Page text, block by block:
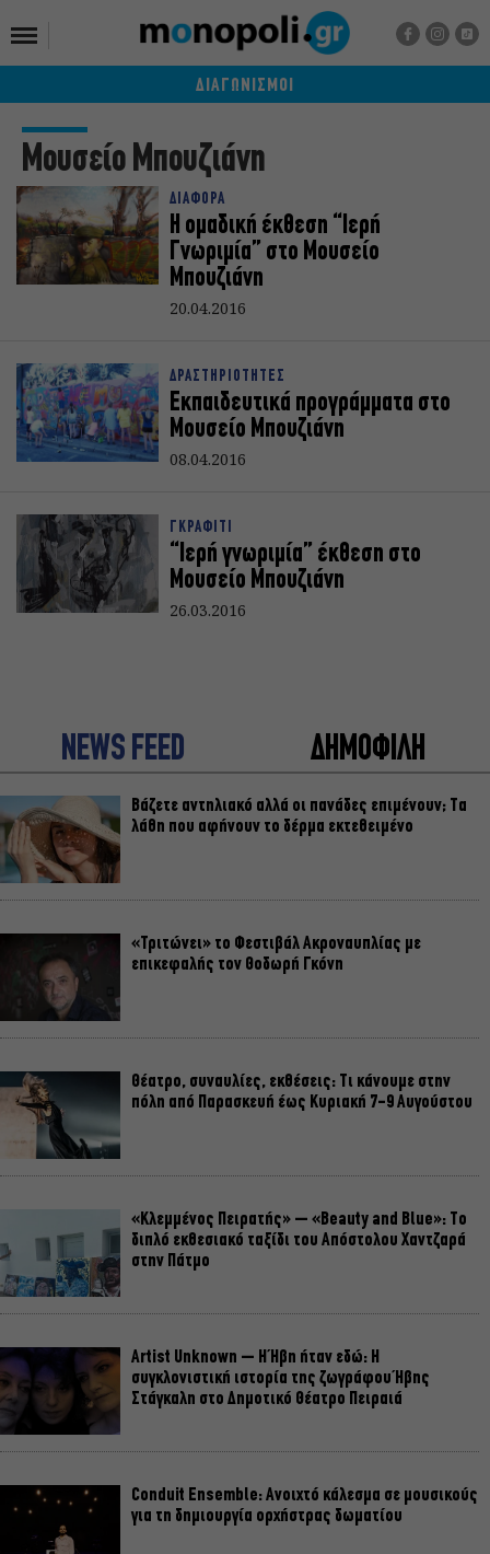
ΔΙΑΓΩΝΙΣΜΟΙ
Μουσείο Μπουζιάνη
ΔΙΑΦΟΡΑ
Η ομαδική έκθεση “Ιερή
Γνωριμία” στο Μουσείο
Μπουζιάνη
20.04.2016
ΔΡΑΣΤΗΡΙΟΤΗΤΕΣ
Εκπαιδευτικά προγράμματα στο
Μουσείο Μπουζιάνη
08.04.2016
ΓΚΡΑΦΙΤΙ
“Ιερή γνωριμία” έκθεση στο
Μουσείο Μπουζιάνη
26.03.2016
NEWS FEED ΔΗΜΟΦΙΛΗ
Βάζετε αντηλιακό αλλά οι πανάδες επιμένουν; Τα
λάθη που αφήνουν το δέρμα εκτεθειμένο
«Τριτώνει» το Φεστιβάλ Ακροναυπλίας με
επικεφαλής τον Θοδωρή Γκόνη
Θέατρο, συναυλίες, εκθέσεις: Τι κάνουμε στην
πόλη από Παρασκευή έως Κυριακή 7-9 Αυγούστου
«Κλεμμένος Πειρατής» – «Beauty and Blue»: Το
διπλό εκθεσιακό ταξίδι του Απόστολου Χαντζαρά
στην Πάτμο
Artist Unknown – Η Ήβη ήταν εδώ: Η
συγκλονιστική ιστορία της ζωγράφου Ήβης
Στάγκαλη στο Δημοτικό Θέατρο Πειραιά
Conduit Ensemble: Ανοιχτό κάλεσμα σε μουσικούς
για τη δημιουργία ορχήστρας δωματίου